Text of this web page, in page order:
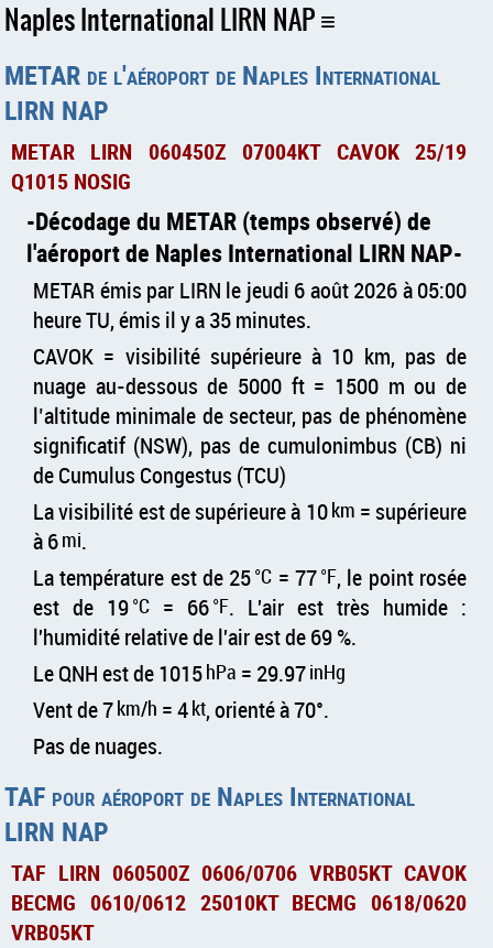
Naples International LIRN NAP
METAR de l'aéroport de Naples International
LIRN NAP
METAR LIRN 060450Z 07004KT CAVOK 25/19
Q1015 NOSIG
Décodage du METAR (temps observé) de
l'aéroport de Naples International LIRN NAP
METAR émis par LIRN le jeudi 6 août 2026 à 05:00
heure TU, émis il y a 35 minutes.
CAVOK = visibilité supérieure à 10 km, pas de
nuage au-dessous de 5000 ft = 1500 m ou de
l’altitude minimale de secteur, pas de phénomène
significatif (NSW), pas de cumulonimbus (CB) ni
de Cumulus Congestus (TCU)
La visibilité est de supérieure à 10km = supérieure
à 6mi.
La température est de 25°C = 77°F, le point rosée
est de 19°C = 66°F. L'air est très humide :
l'humidité relative de l'air est de 69 %.
Le QNH est de 1015hPa = 29.97inHg
Vent de 7km/h = 4kt, orienté à 70°.
Pas de nuages.
TAF pour aéroport de Naples International
LIRN NAP
TAF LIRN 060500Z 0606/0706 VRB05KT CAVOK
BECMG 0610/0612 25010KT BECMG 0618/0620
VRB05KT